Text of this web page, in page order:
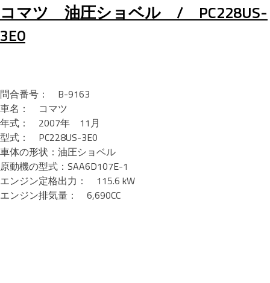
コマツ 油圧ショベル / PC228US-
3E0
問合番号： B-9163
車名： コマツ
年式： 2007年 11月
型式： PC228US-3E0
車体の形状：油圧ショベル
原動機の型式：SAA6D107E-1
エンジン定格出力： 115.6 kW
エンジン排気量： 6,690CC